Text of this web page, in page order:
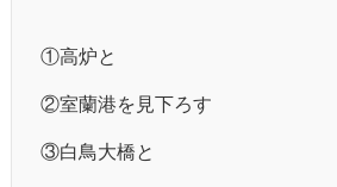
①高炉と
②室蘭港を見下ろす
③白鳥大橋と